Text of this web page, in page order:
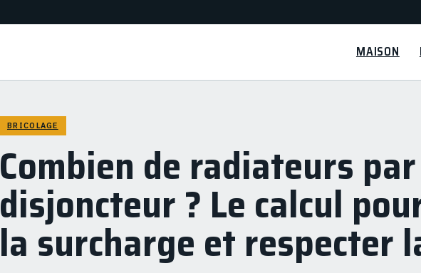
MAISON
BRICOLAGE
Combien de radiateurs par
disjoncteur ? Le calcul
la surcharge et respecter